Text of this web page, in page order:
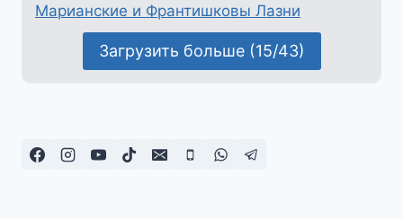
Марианские и Франтишковы Лазни
Загрузить больше (15/43)